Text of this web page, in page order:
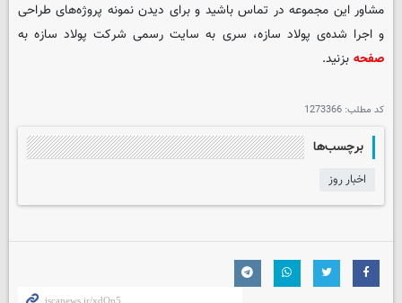
مشاور این مجموعه در تماس باشید و برای دیدن نمونه پروژه‌های طراحی
و اجرا شده‌ی پولاد سازه، سری به سایت رسمی شرکت پولاد سازه به
صفحه بزنید.
کد مطلب: 1273366
برچسب‌ها
اخبار روز